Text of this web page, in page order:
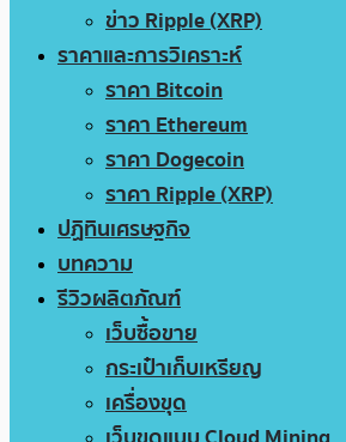
ข่าว Ripple (XRP)
ราคาและการวิเคราะห์
ราคา Bitcoin
ราคา Ethereum
ราคา Dogecoin
ราคา Ripple (XRP)
ปฏิทินเศรษฐกิจ
บทความ
รีวิวผลิตภัณฑ์
เว็บซื้อขาย
กระเป๋าเก็บเหรียญ
เครื่องขุด